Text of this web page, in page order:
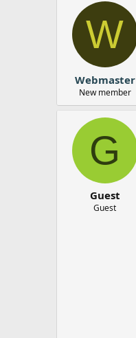
W
Webmaster
New member
G
Guest
Guest